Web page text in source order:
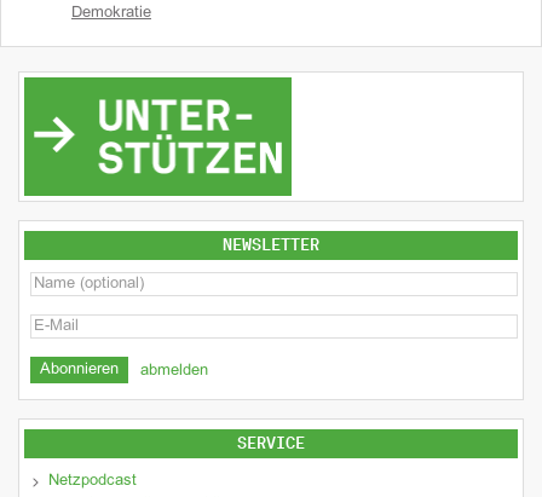
Demokratie
NEWSLETTER
abmelden
SERVICE
Netzpodcast